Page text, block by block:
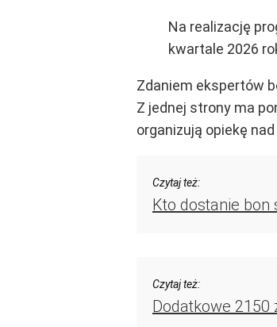
Na realizację
kwartale 2026
Zdaniem ekspertów
Z jednej strony ma
organizują opiekę
Czytaj też:
Kto dostanie bon
Czytaj też:
Dodatkowe 2150